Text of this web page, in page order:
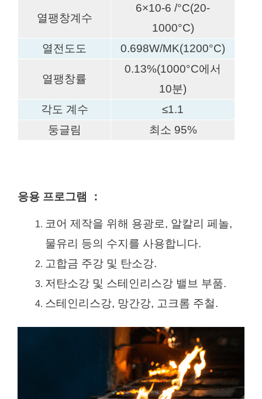
열팽창계수
6×10-6 /°C(20-
1000°C)
열전도도
0.698W/MK(1200°C)
열팽창률
0.13%(1000°C에서
10분)
각도 계수
≤1.1
둥글림
최소 95%
응용 프로그램 ：
코어 제작을 위해 용광로, 알칼리 페놀,
물유리 등의 수지를 사용합니다.
고합금 주강 및 탄소강.
저탄소강 및 스테인리스강 밸브 부품.
스테인리스강, 망간강, 고크롬 주철.